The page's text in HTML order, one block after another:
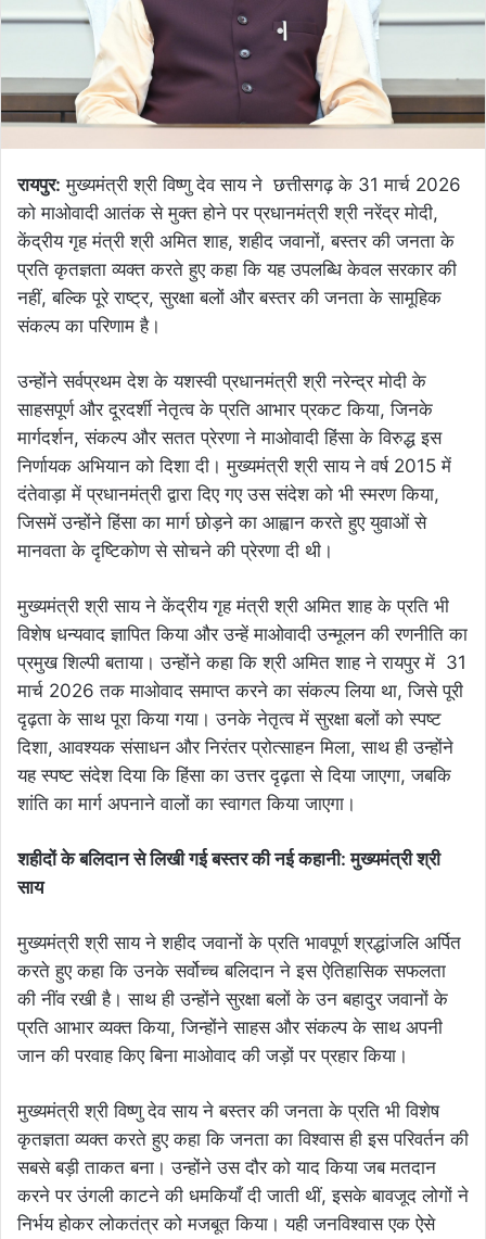
रायपुर: मुख्यमंत्री श्री विष्णु देव साय ने छत्तीसगढ़ के 31 मार्च 2026
को माओवादी आतंक से मुक्त होने पर प्रधानमंत्री श्री नरेंद्र मोदी,
केंद्रीय गृह मंत्री श्री अमित शाह, शहीद जवानों, बस्तर की जनता के
प्रति कृतज्ञता व्यक्त करते हुए कहा कि यह उपलब्धि केवल सरकार की
नहीं, बल्कि पूरे राष्ट्र, सुरक्षा बलों और बस्तर की जनता के सामूहिक
संकल्प का परिणाम है।
उन्होंने सर्वप्रथम देश के यशस्वी प्रधानमंत्री श्री नरेन्द्र मोदी के
साहसपूर्ण और दूरदर्शी नेतृत्व के प्रति आभार प्रकट किया, जिनके
मार्गदर्शन, संकल्प और सतत प्रेरणा ने माओवादी हिंसा के विरुद्ध इस
निर्णायक अभियान को दिशा दी। मुख्यमंत्री श्री साय ने वर्ष 2015 में
दंतेवाड़ा में प्रधानमंत्री द्वारा दिए गए उस संदेश को भी स्मरण किया,
जिसमें उन्होंने हिंसा का मार्ग छोड़ने का आह्वान करते हुए युवाओं से
मानवता के दृष्टिकोण से सोचने की प्रेरणा दी थी।
मुख्यमंत्री श्री साय ने केंद्रीय गृह मंत्री श्री अमित शाह के प्रति भी
विशेष धन्यवाद ज्ञापित किया और उन्हें माओवादी उन्मूलन की रणनीति का
प्रमुख शिल्पी बताया। उन्होंने कहा कि श्री अमित शाह ने रायपुर में 31
मार्च 2026 तक माओवाद समाप्त करने का संकल्प लिया था, जिसे पूरी
दृढ़ता के साथ पूरा किया गया। उनके नेतृत्व में सुरक्षा बलों को स्पष्ट
दिशा, आवश्यक संसाधन और निरंतर प्रोत्साहन मिला, साथ ही उन्होंने
यह स्पष्ट संदेश दिया कि हिंसा का उत्तर दृढ़ता से दिया जाएगा, जबकि
शांति का मार्ग अपनाने वालों का स्वागत किया जाएगा।
शहीदों के बलिदान से लिखी गई बस्तर की नई कहानी: मुख्यमंत्री श्री
साय
मुख्यमंत्री श्री साय ने शहीद जवानों के प्रति भावपूर्ण श्रद्धांजलि अर्पित
करते हुए कहा कि उनके सर्वोच्च बलिदान ने इस ऐतिहासिक सफलता
की नींव रखी है। साथ ही उन्होंने सुरक्षा बलों के उन बहादुर जवानों के
प्रति आभार व्यक्त किया, जिन्होंने साहस और संकल्प के साथ अपनी
जान की परवाह किए बिना माओवाद की जड़ों पर प्रहार किया।
मुख्यमंत्री श्री विष्णु देव साय ने बस्तर की जनता के प्रति भी विशेष
कृतज्ञता व्यक्त करते हुए कहा कि जनता का विश्वास ही इस परिवर्तन की
सबसे बड़ी ताकत बना। उन्होंने उस दौर को याद किया जब मतदान
करने पर उंगली काटने की धमकियाँ दी जाती थीं, इसके बावजूद लोगों ने
निर्भय होकर लोकतंत्र को मजबूत किया। यही जनविश्वास एक ऐसे